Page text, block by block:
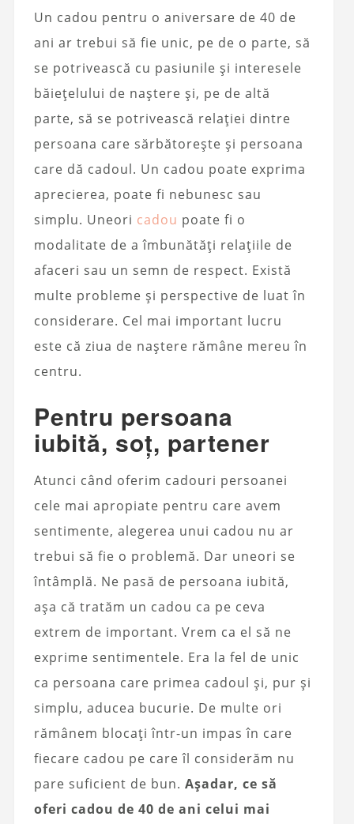
Un cadou pentru o aniversare de 40 de
ani ar trebui să fie unic, pe de o parte, să
se potrivească cu pasiunile și interesele
băiețelului de naștere și, pe de altă
parte, să se potrivească relației dintre
persoana care sărbătorește și persoana
care dă cadoul. Un cadou poate exprima
aprecierea, poate fi nebunesc sau
simplu. Uneori cadou poate fi o
modalitate de a îmbunătăți relațiile de
afaceri sau un semn de respect. Există
multe probleme și perspective de luat în
considerare. Cel mai important lucru
este că ziua de naștere rămâne mereu în
centru.
Pentru persoana
iubită, soț, partener
Atunci când oferim cadouri persoanei
cele mai apropiate pentru care avem
sentimente, alegerea unui cadou nu ar
trebui să fie o problemă. Dar uneori se
întâmplă. Ne pasă de persoana iubită,
așa că tratăm un cadou ca pe ceva
extrem de important. Vrem ca el să ne
exprime sentimentele. Era la fel de unic
ca persoana care primea cadoul și, pur și
simplu, aducea bucurie. De multe ori
rămânem blocați într-un impas în care
fiecare cadou pe care îl considerăm nu
pare suficient de bun. Așadar, ce să
oferi cadou de 40 de ani celui mai